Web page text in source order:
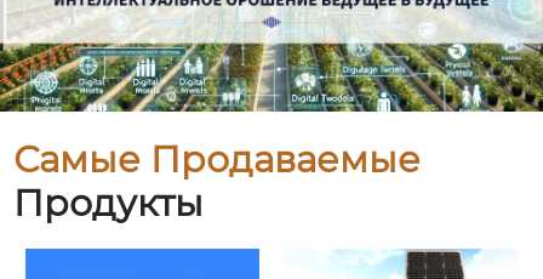
Самые Продаваемые
Продукты